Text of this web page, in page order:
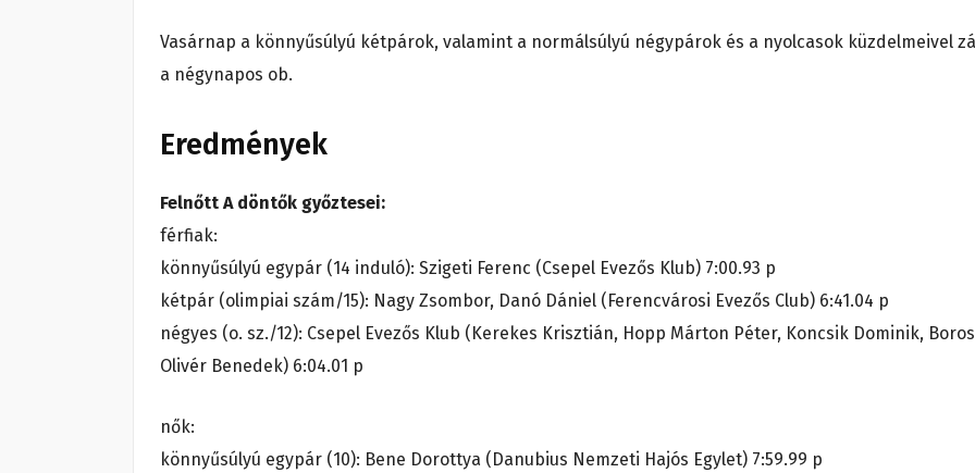
Vasárnap a könnyűsúlyú kétpárok, valamint a normálsúlyú négypárok és a nyolcasok küzdelmeivel
a négynapos ob.
Eredmények
Felnőtt A döntők győztesei:
férfiak:
könnyűsúlyú egypár (14 induló): Szigeti Ferenc (Csepel Evezős Klub) 7:00.93 p
kétpár (olimpiai szám/15): Nagy Zsombor, Danó Dániel (Ferencvárosi Evezős Club) 6:41.04 p
négyes (o. sz./12): Csepel Evezős Klub (Kerekes Krisztián, Hopp Márton Péter, Koncsik Dominik, Boros
Olivér Benedek) 6:04.01 p
nők:
könnyűsúlyú egypár (10): Bene Dorottya (Danubius Nemzeti Hajós Egylet) 7:59.99 p